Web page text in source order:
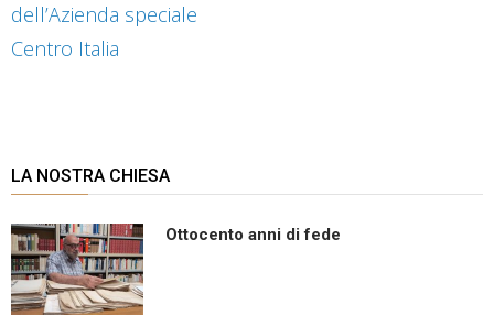
dell’Azienda speciale
Centro Italia
LA NOSTRA CHIESA
Ottocento anni di fede